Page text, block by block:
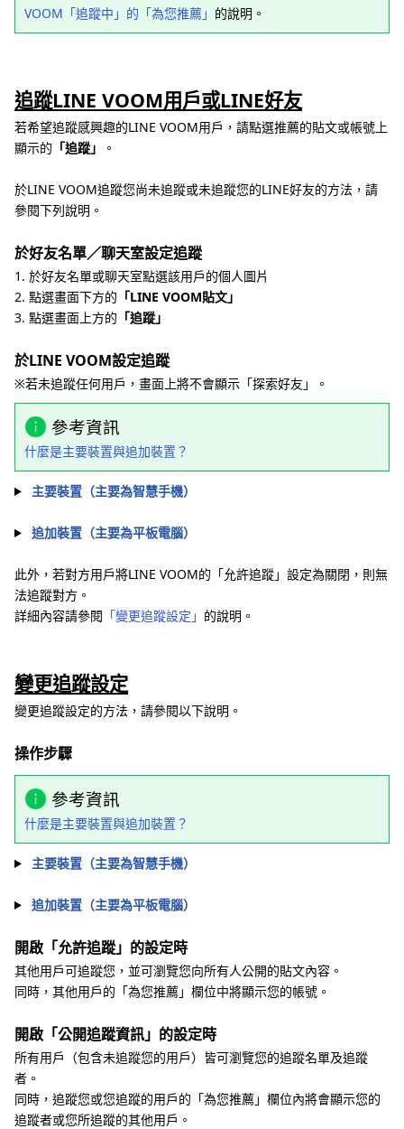
VOOM「追蹤中」的「為您推薦」 的說明。
追蹤LINE VOOM用戶或LINE好友
若希望追蹤感興趣的LINE VOOM用戶，請點選推薦的貼文或帳號上
顯示的 「追蹤」 。
於LINE VOOM追蹤您尚未追蹤或未追蹤您的LINE好友的方法，請
參閱下列說明。
於好友名單／聊天室設定追蹤
1. 於好友名單或聊天室點選該用戶的個人圖片
2. 點選畫面下方的 「LINE VOOM貼文」
3. 點選畫面上方的 「追蹤」
於LINE VOOM設定追蹤
※若未追蹤任何用戶，畫面上將不會顯示「探索好友」。
參考資訊
什麼是主要裝置與追加裝置？
主要裝置（主要為智慧手機）
追加裝置（主要為平板電腦）
此外，若對方用戶將LINE VOOM的「允許追蹤」設定為關閉，則無
法追蹤對方。
詳細內容請參閱 「變更追蹤設定」 的說明。
變更追蹤設定
變更追蹤設定的方法，請參閱以下說明。
操作步驟
參考資訊
什麼是主要裝置與追加裝置？
主要裝置（主要為智慧手機）
追加裝置（主要為平板電腦）
開啟「允許追蹤」的設定時
其他用戶可追蹤您，並可瀏覽您向所有人公開的貼文內容。
同時，其他用戶的「為您推薦」欄位中將顯示您的帳號。
開啟「公開追蹤資訊」的設定時
所有用戶（包含未追蹤您的用戶）皆可瀏覽您的追蹤名單及追蹤
者。
同時，追蹤您或您追蹤的用戶的「為您推薦」欄位內將會顯示您的
追蹤者或您所追蹤的其他用戶。